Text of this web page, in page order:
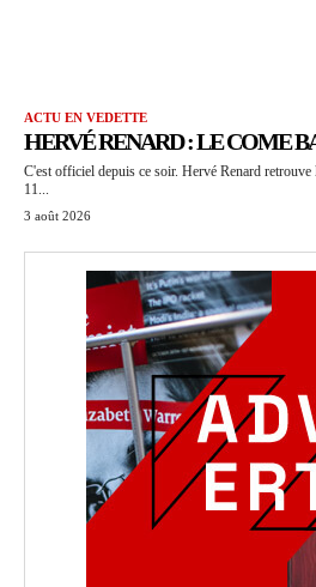
ACTU EN VEDETTE
HERVÉ RENARD : LE COME
C'est officiel depuis ce soir. Hervé Renard retrouve
11...
3 août 2026